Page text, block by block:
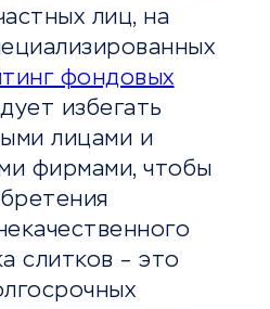
лиц, на
фондовых
избегать
лицами и
фирмами, чтобы
слитков – это